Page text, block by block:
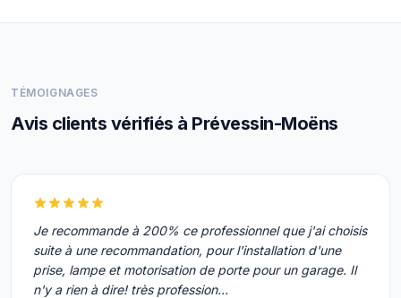
TÉMOIGNAGES
Avis clients vérifiés à Prévessin-Moëns
Je recommande à 200% ce professionnel que j'ai choisis
suite à une recommandation, pour l'installation d'une
prise, lampe et motorisation de porte pour un garage. Il
n'y a rien à dire! très profession…